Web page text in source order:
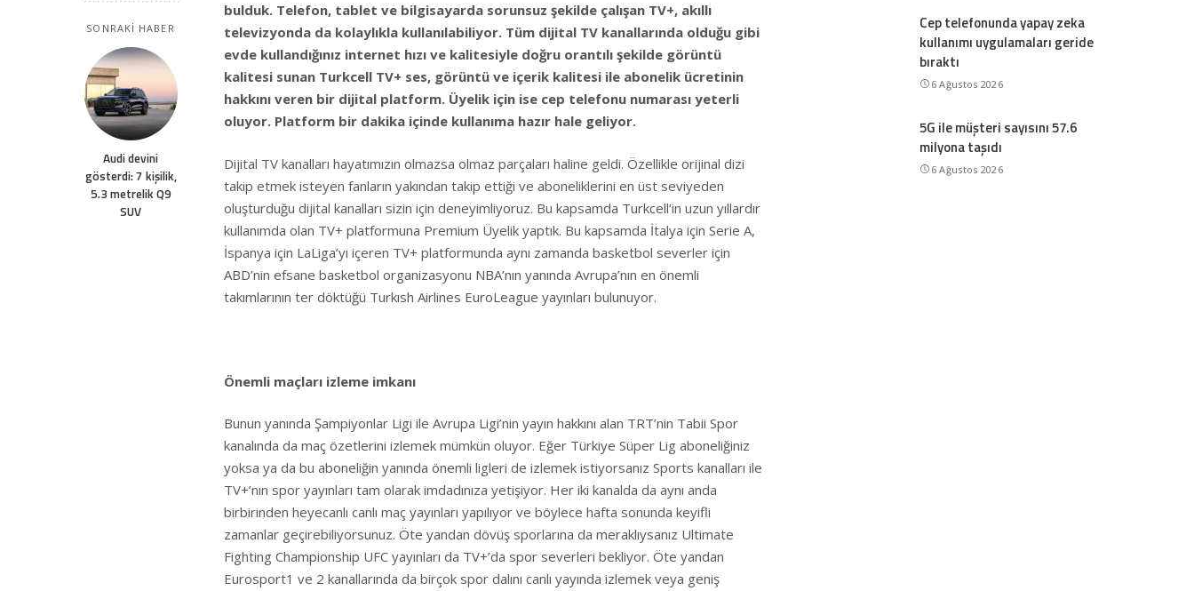
SONRAKİ HABER
Audi devini
gösterdi: 7 kişilik,
5.3 metrelik Q9
SUV
bulduk. Telefon, tablet ve bilgisayarda sorunsuz şekilde çalışan TV+, akıllı
televizyonda da kolaylıkla kullanılabiliyor. Tüm dijital TV kanallarında olduğu gibi
evde kullandığınız internet hızı ve kalitesiyle doğru orantılı şekilde görüntü
kalitesi sunan Turkcell TV+ ses, görüntü ve içerik kalitesi ile abonelik ücretinin
hakkını veren bir dijital platform. Üyelik için ise cep telefonu numarası yeterli
oluyor. Platform bir dakika içinde kullanıma hazır hale geliyor.
Dijital TV kanalları hayatımızın olmazsa olmaz parçaları haline geldi. Özellikle orijinal dizi
takip etmek isteyen fanların yakından takip ettiği ve aboneliklerini en üst seviyeden
oluşturduğu dijital kanalları sizin için deneyimliyoruz. Bu kapsamda Turkcell’in uzun yıllardır
kullanımda olan TV+ platformuna Premium Üyelik yaptık. Bu kapsamda İtalya için Serie A,
İspanya için LaLiga’yı içeren TV+ platformunda aynı zamanda basketbol severler için
ABD’nin efsane basketbol organizasyonu NBA’nın yanında Avrupa’nın en önemli
takımlarının ter döktüğü Turkısh Airlines EuroLeague yayınları bulunuyor.
Önemli maçları izleme imkanı
Bunun yanında Şampiyonlar Ligi ile Avrupa Ligi’nin yayın hakkını alan TRT’nin Tabii Spor
kanalında da maç özetlerini izlemek mümkün oluyor. Eğer Türkiye Süper Lig aboneliğiniz
yoksa ya da bu aboneliğin yanında önemli ligleri de izlemek istiyorsanız Sports kanalları ile
TV+’nın spor yayınları tam olarak imdadınıza yetişiyor. Her iki kanalda da aynı anda
birbirinden heyecanlı canlı maç yayınları yapılıyor ve böylece hafta sonunda keyifli
zamanlar geçirebiliyorsunuz. Öte yandan dövüş sporlarına da meraklıysanız Ultimate
Fighting Championship UFC yayınları da TV+’da spor severleri bekliyor. Öte yandan
Eurosport1 ve 2 kanallarında da birçok spor dalını canlı yayında izlemek veya geniş
Cep telefonunda yapay zeka
kullanımı uygulamaları geride
bıraktı
6 Ağustos 2026
5G ile müşteri sayısını 57.6
milyona taşıdı
6 Ağustos 2026